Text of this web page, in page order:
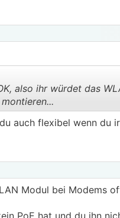
also ihr würdet das
auch flexibel wenn du
Modul bei Modems
PoE hat und du ihn